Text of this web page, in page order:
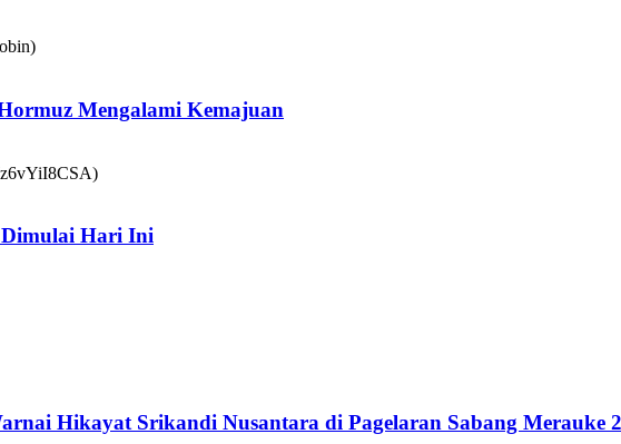
Mengalami Kemajuan
Hari Ini
Hikayat Srikandi Nusantara di Pagelaran Sabang Merauke